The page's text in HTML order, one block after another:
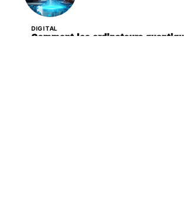
DIGITAL
Comment les ordinateurs